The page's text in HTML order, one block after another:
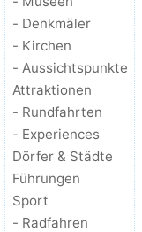
- Denkmäler
- Kirchen
- Aussichtspunkte
Attraktionen
- Rundfahrten
- Experiences
Dörfer & Städte
Führungen
Sport
- Radfahren